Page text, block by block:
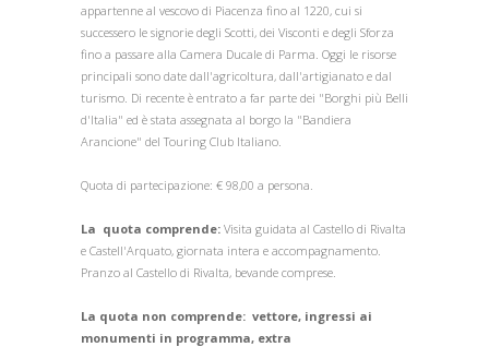
appartenne al vescovo di Piacenza fino al 1220, cui si
successero le signorie degli Scotti, dei Visconti e degli Sforza
fino a passare alla Camera Ducale di Parma. Oggi le risorse
principali sono date dall'agricoltura, dall'artigianato e dal
turismo. Di recente è entrato a far parte dei "Borghi più Belli
d'Italia" ed è stata assegnata al borgo la "Bandiera
Arancione" del Touring Club Italiano.
Quota di partecipazione: € 98,00 a persona.
La quota comprende: Visita guidata al Castello di Rivalta
e Castell'Arquato, giornata intera e accompagnamento.
Pranzo al Castello di Rivalta, bevande comprese.
La quota non comprende: vettore, ingressi ai
monumenti in programma, extra